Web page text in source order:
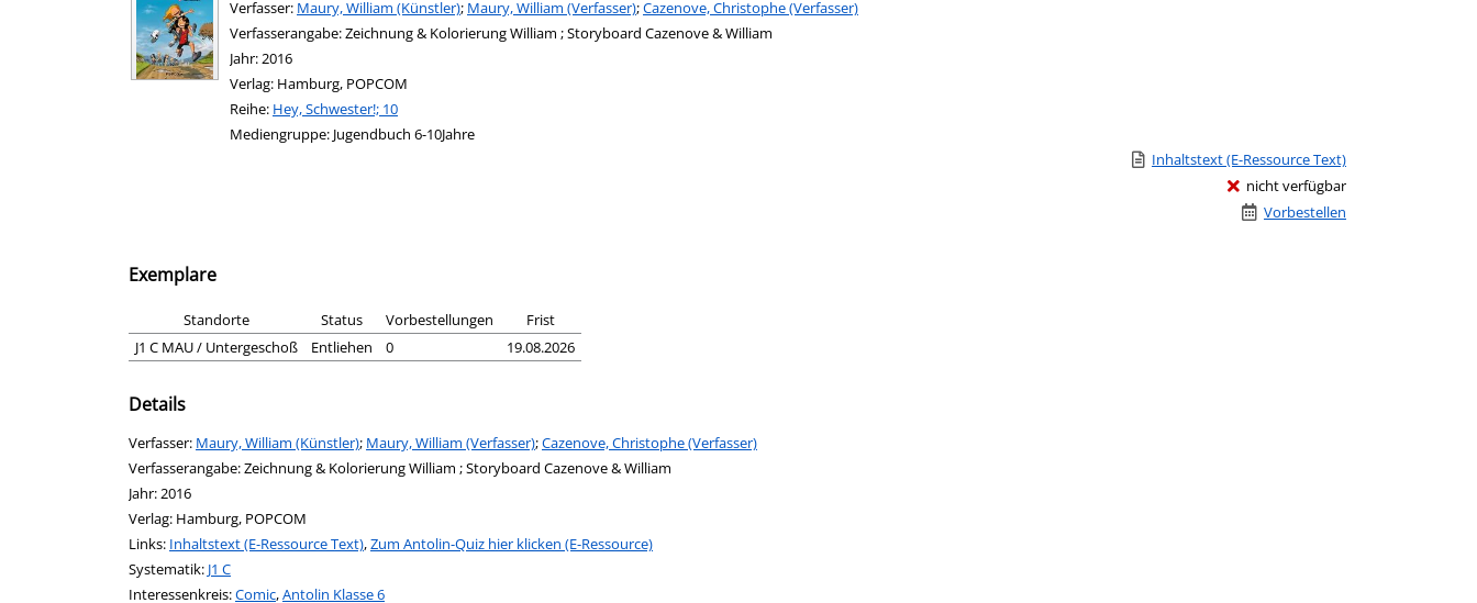
Verfasser: Suche nach diesem Verfasser
Maury, William (Künstler); Maury, William (Verfasser);Cazenove, Christophe (Verfasser)
Verfasserangabe:Zeichnung & Kolorierung William ; Storyboard Cazenove & William
Jahr:2016
Verlag: Hamburg, POPCOM
Reihe: Hey, Schwester!; 10
Mediengruppe: Jugendbuch 6-10Jahre
Link zu einem externen Medieninhalt - wird in
Inhaltstext (E-Ressource Text)
nicht verfügbar
Vorbestellen
Exemplare
Standorte Status Vorbestellungen
Frist
J1 C MAU / Untergeschoß
Entliehen 0 19.08.2026
Details
Verfasser: Suche nach diesem Verfasser
Maury, William (Künstler); Maury, William (Verfasser);Cazenove, Christophe (Verfasser)
Verfasserangabe:Zeichnung & Kolorierung William ; Storyboard Cazenove & William
Jahr:2016
Verlag: Hamburg, POPCOM
opens in new tab
Links: Diesen Link in neuem Tab öffnen
Inhaltstext (E-Ressource Text),Zum Antolin-Quiz hier klicken (E-Ressource)
Systematik: Suche nach dieser Systematik
J1 C
Interessenkreis:Suche nach diesem Interessenskreis
Comic,Antolin Klasse 6